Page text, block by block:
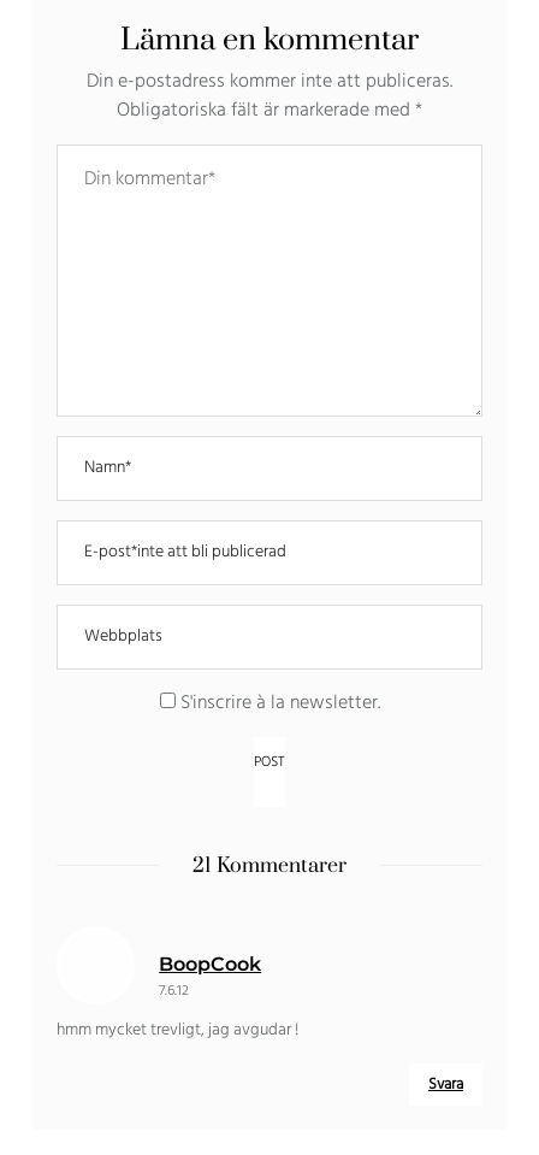
Lämna en kommentar
Din e-postadress kommer inte att publiceras.
Obligatoriska fält är markerade med*
S'inscrire à la newsletter.
21 Kommentarer
BoopCook
7.6.12
hmm mycket trevligt, jag avgudar !
Svara